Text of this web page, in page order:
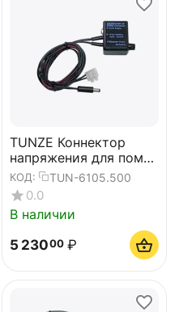
TUNZE Коннектор
напряжения для помп
Safety Connector
КОД: TUN-6105.500
0.0
В наличии
5 23000 ₽